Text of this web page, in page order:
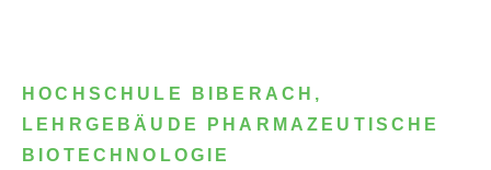
HOCHSCHULE BIBERACH,
LEHRGEBÄUDE PHARMAZEUTISCHE
BIOTECHNOLOGIE